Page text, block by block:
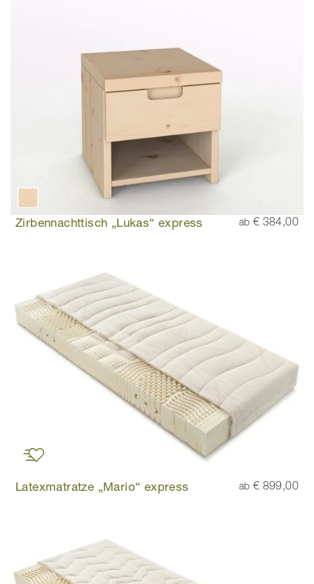
Zirbennachttisch „Lukas“ express ab € 384,00
Latexmatratze „Mario“ express ab € 899,00